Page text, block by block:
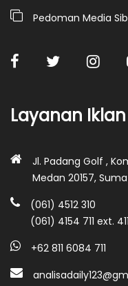
Pedoman Media
Layanan Iklan
Jl. Padang Golf ,
Medan 20157,
(061) 4512 310
(061) 4154 711 ext.
+62 811 6084 711